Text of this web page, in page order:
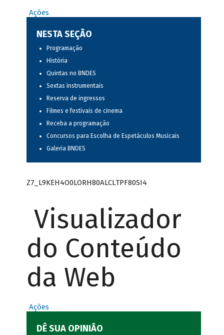
Ações
NESTA SEÇÃO
Programação
História
Quintas no BNDES
Sextas instrumentais
Reserva de ingressos
Filmes e festivais de cinema
Receba a programação
Concursos para Escolha de Espetáculos Musicais
Galeria BNDES
Z7_L9KEH4O0LORH80ALCLTPF80SI4
Visualizador
do Conteúdo
da Web
Ações
DÊ SUA OPINIÃO